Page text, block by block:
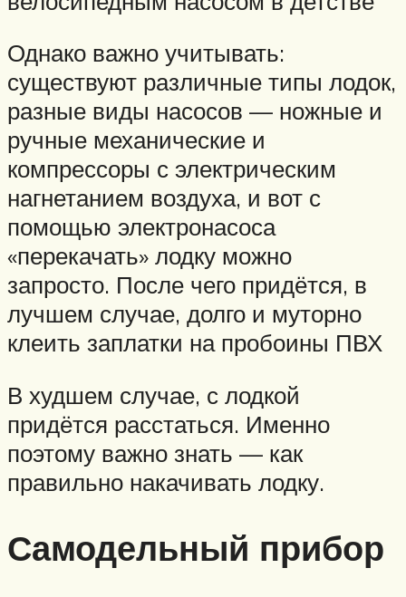
Однако важно учитывать:
существуют различные типы лодок,
разные виды насосов — ножные и
ручные механические и
компрессоры с электрическим
нагнетанием воздуха, и вот с
помощью электронасоса
«перекачать» лодку можно
запросто. После чего придётся, в
лучшем случае, долго и муторно
клеить заплатки на пробоины ПВХ
В худшем случае, с лодкой
придётся расстаться. Именно
поэтому важно знать — как
правильно накачивать лодку.
Самодельный прибор